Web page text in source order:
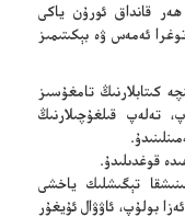
ھەر قانداق ئورۇن ياكى
ئەمەس ۋە بېكىتىمىز
كىتابلارنىڭ تامغۇسىز
قىلغۇچىلارنىڭ
تېگىشلىك ياخشى
بولۇپ، ئاۋۋال ئۇيغۇر